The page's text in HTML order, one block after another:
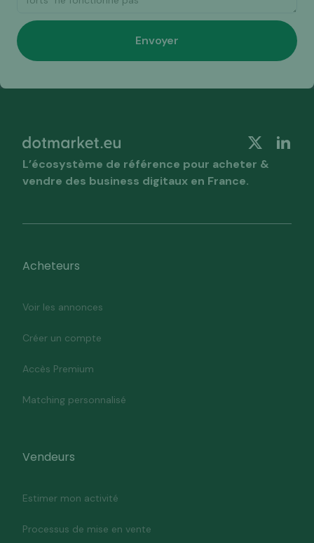
L’écosystème de référence pour acheter &
vendre des business digitaux en France.
Acheteurs
Voir les annonces
Créer un compte
Accès Premium
Matching personnalisé
Vendeurs
Estimer mon activité
Processus de mise en vente